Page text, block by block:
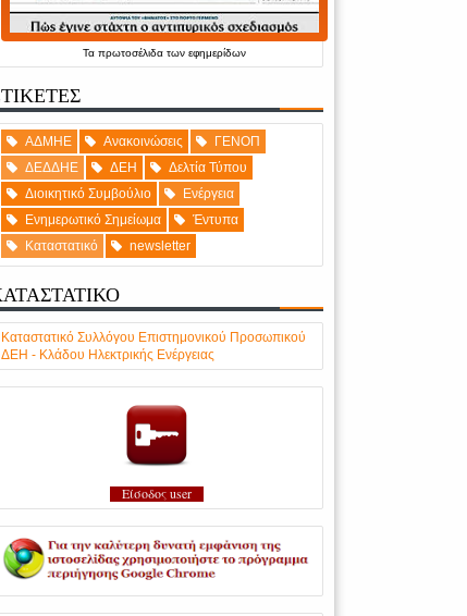
Ταπρωτοσέλιδατωνεφημερίδων
ΑΔΜΗΕ Ανακοινώσεις
ΓΕΝΟΠ
ΔΕΔΔΗΕ
ΔΕΗ
Δελτία Τύπου
Διοικητικό Συμβούλιο
Ενέργεια
Ενημερωτικό Σημείωμα
Έντυπα
Καταστατικό
newsletter
Καταστατικό Συλλόγου Επιστημονικού Προσωπικού
ΔΕΗ - Κλάδου Ηλεκτρικής Ενέργειας
Είσοδος user